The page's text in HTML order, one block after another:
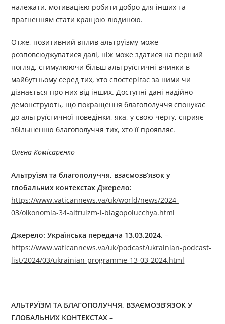
належати, мотивацією робити добро для інших та
прагненням стати кращою людиною.
Отже, позитивний вплив альтруїзму може
розповсюджуватися далі, ніж може здатися на перший
погляд, стимулюючи більш альтруїстичні вчинки в
майбутньому серед тих, хто спостерігає за ними чи
дізнається про них від інших. Доступні дані надійно
демонструють, що покращення благополуччя спонукає
до альтруїстичної поведінки, яка, у свою чергу, сприяє
збільшенню благополуччя тих, хто її проявляє.
Олена Комісаренко
Альтруїзм та благополуччя, взаємозв’язок у
глобальних контекстах Джерелo:
https://www.vaticannews.va/uk/world/news/2024-
03/oikonomia-34-altruizm-i-blagopolucchya.html
Джерелo:Українська передача 13.03.2024.–
https://www.vaticannews.va/uk/podcast/ukrainian-podcast-
list/2024/03/ukrainian-programme-13-03-2024.html
АЛЬТРУЇЗМ ТА БЛАГОПОЛУЧЧЯ, ВЗАЄМОЗВ’ЯЗОК У
ГЛОБАЛЬНИХ КОНТЕКСТАХ–